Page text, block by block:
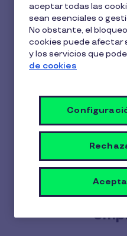
lectura
El envío de este tipo de
tipo de gasto para el
Artículos
Gestión
aceptar todas las
sean esenciales o
No obstante, el
cookies puede afectar
y los servicios que
de cookies